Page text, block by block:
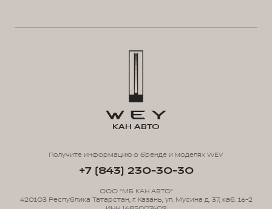
КАН АВТО
Получите информацию о бренде и моделях WEY
+7 (843) 230-30-30
ООО "МБ КАН АВТО"
420103 Республика Татарстан, г. Казань, ул. Мусина д. 37, каб. 16-2